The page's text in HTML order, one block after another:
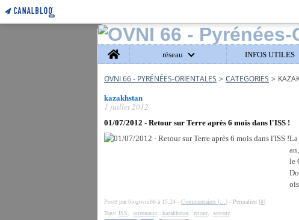
Home
réseau INFOS UTILES
OVNI 66 - PYRÉNÉES-ORIENTALES > CATEGORIES >
kazakhstan
1 juillet 2012
01/07/2012 - Retour sur Terre après 6 mois dans l'ISS !
le
Posté par blogovni66 à 15:24 - Commentaires […] - Permalien [#]
Tags: ISS, astronaute, kazakhstan, retour, soyouz